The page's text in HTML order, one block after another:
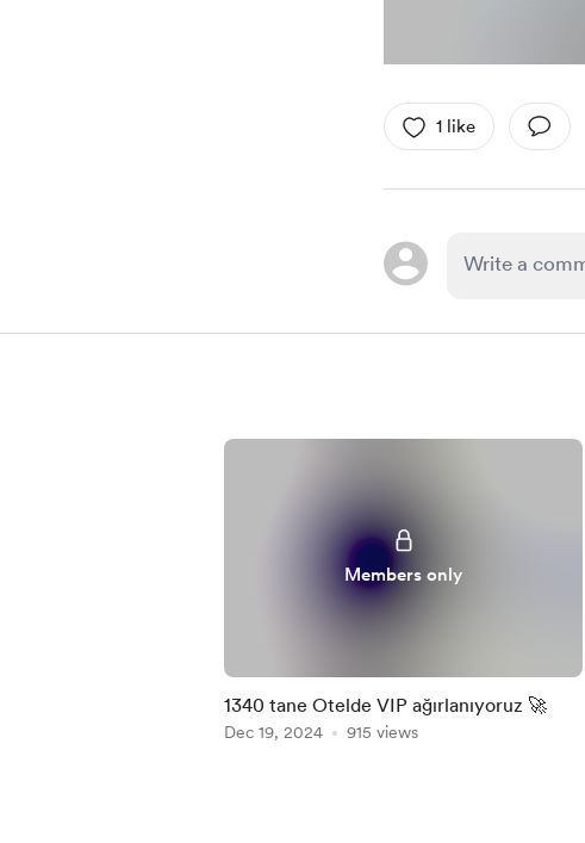
1 like
Members only
1340 tane Otelde VIP ağırlanıyoruz 🚀
Dec 19, 2024 915 views